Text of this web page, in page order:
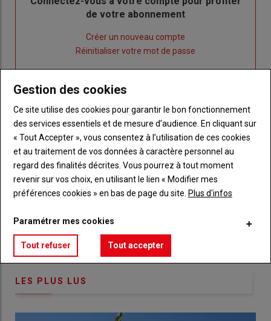
de votre abonnement
compte"
Créer un nouveau compte
mot
de
passe"
Réinitialiser votre mot de passe
"Je
me
connecte"
Sous-
titre
Vous n'êtes pas abonné(e)
TITRE CRÉEZ UN COMPTE
BodyChoisissez votre formule et créez votre
Créez un compte
LES PLUS LUS
Gestion des cookies
Ce site utilise des cookies pour garantir le bon fonctionnement
des services essentiels et de mesure d’audience. En cliquant sur
« Tout Accepter », vous consentez à l’utilisation de ces cookies
et au traitement de vos données à caractère personnel au
regard des finalités décrites. Vous pourrez à tout moment
revenir sur vos choix, en utilisant le lien « Modifier mes
préférences cookies » en bas de page du site. Plus d'infos
Paramétrer mes cookies
Tout refuser Tout accepter